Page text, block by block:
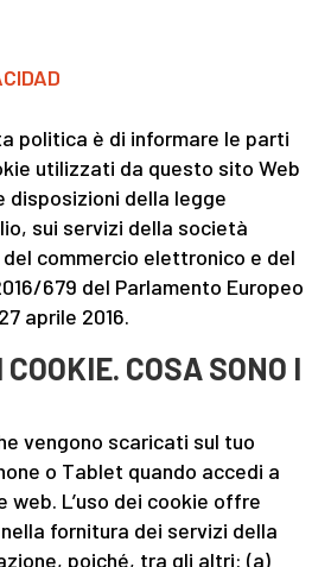
politica è di informare le parti
utilizzati da questo sito Web
disposizioni della legge
sui servizi della società
del commercio elettronico e del
679 del Parlamento Europeo
aprile 2016.
COSA SONO I
vengono scaricati sul tuo
o Tablet quando accedi a
web. L’uso dei cookie offre
fornitura dei servizi della
poiché, tra gli altri: (a)